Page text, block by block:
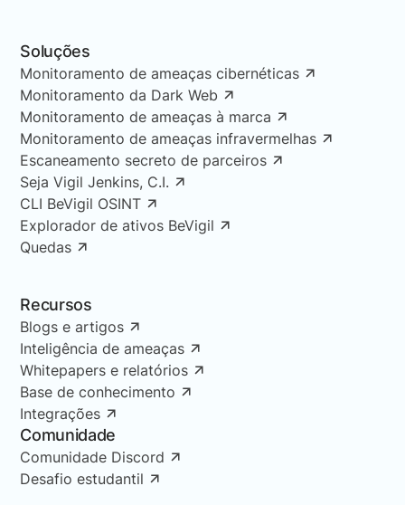
Soluções
Monitoramento de ameaças cibernéticas
Monitoramento da Dark Web
Monitoramento de ameaças à marca
Monitoramento de ameaças infravermelhas
Escaneamento secreto de parceiros
Seja Vigil Jenkins, C.I.
CLI BeVigil OSINT
Explorador de ativos BeVigil
Quedas
Recursos
Blogs e artigos
Inteligência de ameaças
Whitepapers e relatórios
Base de conhecimento
Integrações
Comunidade
Comunidade Discord
Desafio estudantil